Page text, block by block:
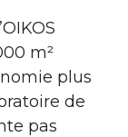
m²
plus
de
pas